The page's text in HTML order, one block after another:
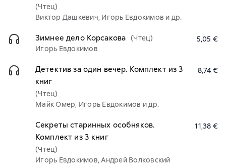
(Чтец)
Виктор Дашкевич, Игорь Евдокимов и др.
Зимнее дело Корсакова (Чтец)
Игорь Евдокимов
5,05 €
Детектив за один вечер. Комплект из 3
книг
(Чтец)
Майк Омер, Игорь Евдокимов и др.
8,74 €
Секреты старинных особняков.
Комплект из 3 книг
(Чтец)
Игорь Евдокимов, Андрей Волковский
11,38 €